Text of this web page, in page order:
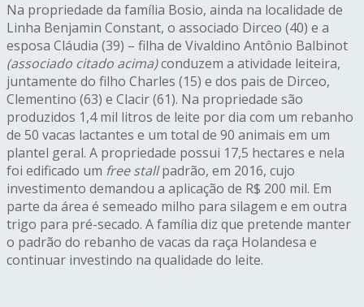
Na propriedade da família Bosio, ainda na localidade de
Linha Benjamin Constant, o associado Dirceo (40) e a
esposa Cláudia (39) – filha de Vivaldino Antônio Balbinot
(associado citado acima)conduzem a atividade leiteira,
juntamente do filho Charles (15) e dos pais de Dirceo,
Clementino (63) e Clacir (61). Na propriedade são
produzidos 1,4 mil litros de leite por dia com um rebanho
de 50 vacas lactantes e um total de 90 animais em um
plantel geral. A propriedade possui 17,5 hectares e nela
foi edificado um free stallpadrão, em 2016, cujo
investimento demandou a aplicação de R$ 200 mil. Em
parte da área é semeado milho para silagem e em outra
trigo para pré-secado. A família diz que pretende manter
o padrão do rebanho de vacas da raça Holandesa e
continuar investindo na qualidade do leite.